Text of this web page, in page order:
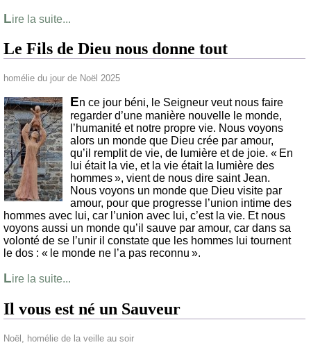
Lire la suite...
Le Fils de Dieu nous donne tout
homélie du jour de Noël 2025
En ce jour béni, le Seigneur veut nous faire
regarder d’une manière nouvelle le monde,
l’humanité et notre propre vie. Nous voyons
alors un monde que Dieu crée par amour,
qu’il remplit de vie, de lumière et de joie. « En
lui était la vie, et la vie était la lumière des
hommes », vient de nous dire saint Jean.
Nous voyons un monde que Dieu visite par
amour, pour que progresse l’union intime des
hommes avec lui, car l’union avec lui, c’est la vie. Et nous
voyons aussi un monde qu’il sauve par amour, car dans sa
volonté de se l’unir il constate que les hommes lui tournent
le dos : « le monde ne l’a pas reconnu ».
Lire la suite...
Il vous est né un Sauveur
Noël, homélie de la veille au soir